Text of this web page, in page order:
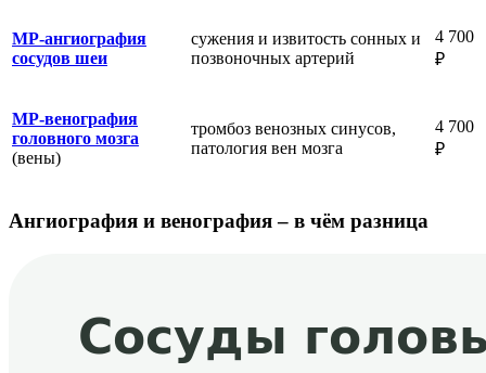
МР-ангиография
сосудов шеи
сужения и извитость сонных и
позвоночных артерий
4 700
₽
МР-венография
головного мозга
(вены)
тромбоз венозных синусов,
патология вен мозга
4 700
₽
Ангиография и венография – в чём разница